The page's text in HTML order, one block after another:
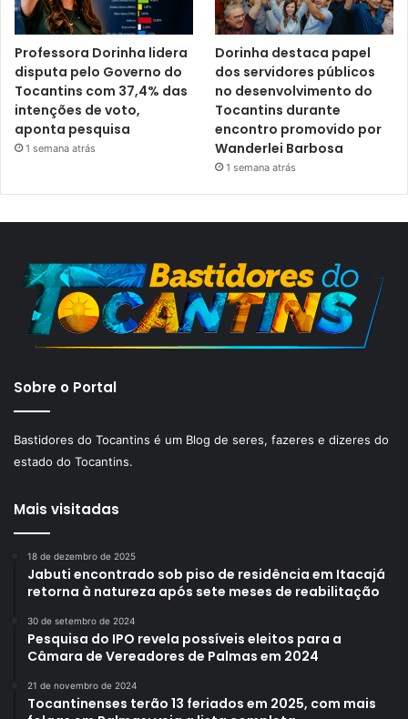
Professora Dorinha lidera
disputa pelo Governo do
Tocantins com 37,4% das
intenções de voto,
aponta pesquisa
1 semana atrás
Dorinha destaca papel
dos servidores públicos
no desenvolvimento do
Tocantins durante
encontro promovido por
Wanderlei Barbosa
1 semana atrás
Sobre o Portal
Bastidores do Tocantins é um Blog de seres, fazeres e dizeres do
estado do Tocantins.
Mais visitadas
18 de dezembro de 2025
Jabuti encontrado sob piso de residência em Itacajá
retorna à natureza após sete meses de reabilitação
30 de setembro de 2024
Pesquisa do IPO revela possíveis eleitos para a
Câmara de Vereadores de Palmas em 2024
21 de novembro de 2024
Tocantinenses terão 13 feriados em 2025, com mais